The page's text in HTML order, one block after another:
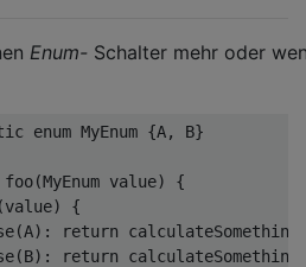
Enum- Schalter mehr oder
enum MyEnum {A, B}
foo(MyEnum value)
{
(value) {
(A): return
(B): return